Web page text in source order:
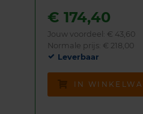
€174,40
Jouw voordeel: € 43,60
Normale prijs: € 218,00
Leverbaar
IN